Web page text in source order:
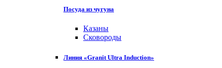
Посуда из чугуна
Казаны
Сковороды
Линия «Granit Ultra Induction»